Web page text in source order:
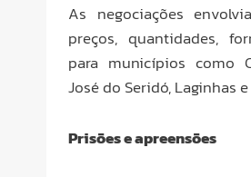
As negociações
preços, quantidades,
para municípios como
José do Seridó, Laginhas
Prisões e apreensões